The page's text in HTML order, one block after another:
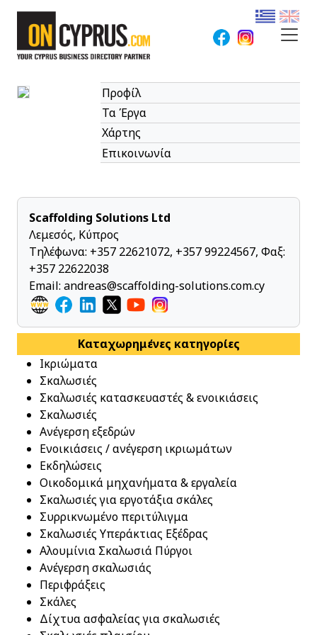
Προφίλ
Τα Έργα
Χάρτης
Επικοινωνία
Scaffolding Solutions Ltd
Λεμεσός, Κύπρος
Τηλέφωνα: +357 22621072, +357 99224567, Φαξ:
+357 22622038
Email: andreas@scaffolding-solutions.com.cy
Καταχωρημένες κατηγορίες
Ικριώματα
Σκαλωσιές
Σκαλωσιές κατασκευαστές & ενοικιάσεις
Σκαλωσιές
Ανέγερση εξεδρών
Ενοικιάσεις / ανέγερση ικριωμάτων
Εκδηλώσεις
Οικοδομικά μηχανήματα & εργαλεία
Σκαλωσιές για εργοτάξια σκάλες
Συρρικνωμένο περιτύλιγμα
Σκαλωσιές Υπεράκτιας Εξέδρας
Αλουμίνια Σκαλωσιά Πύργοι
Ανέγερση σκαλωσιάς
Περιφράξεις
Σκάλες
Δίχτυα ασφαλείας για σκαλωσιές